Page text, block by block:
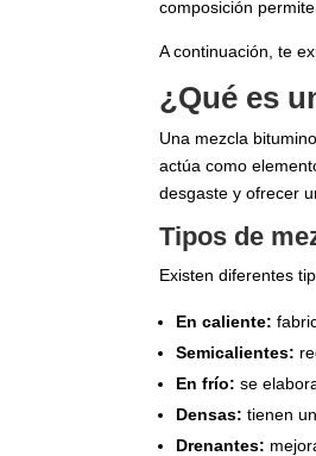
composición
A continuación, te
¿Qué es
Una mezcla
actúa como
desgaste y ofrecer
Tipos de
Existen diferentes
En caliente:
Semicalientes:
En frío: se
Densas: tienen
Drenantes: